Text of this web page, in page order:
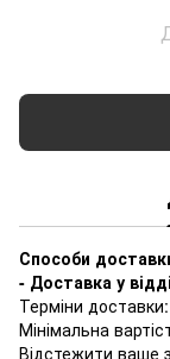
Способи
- Доставка у
Терміни
Мінімальна
Відстежити ваше